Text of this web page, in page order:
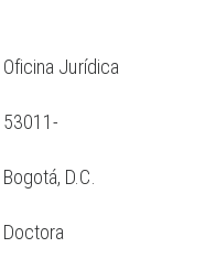
Oficina Jurídica
53011-
Bogotá, D.C.
Doctora